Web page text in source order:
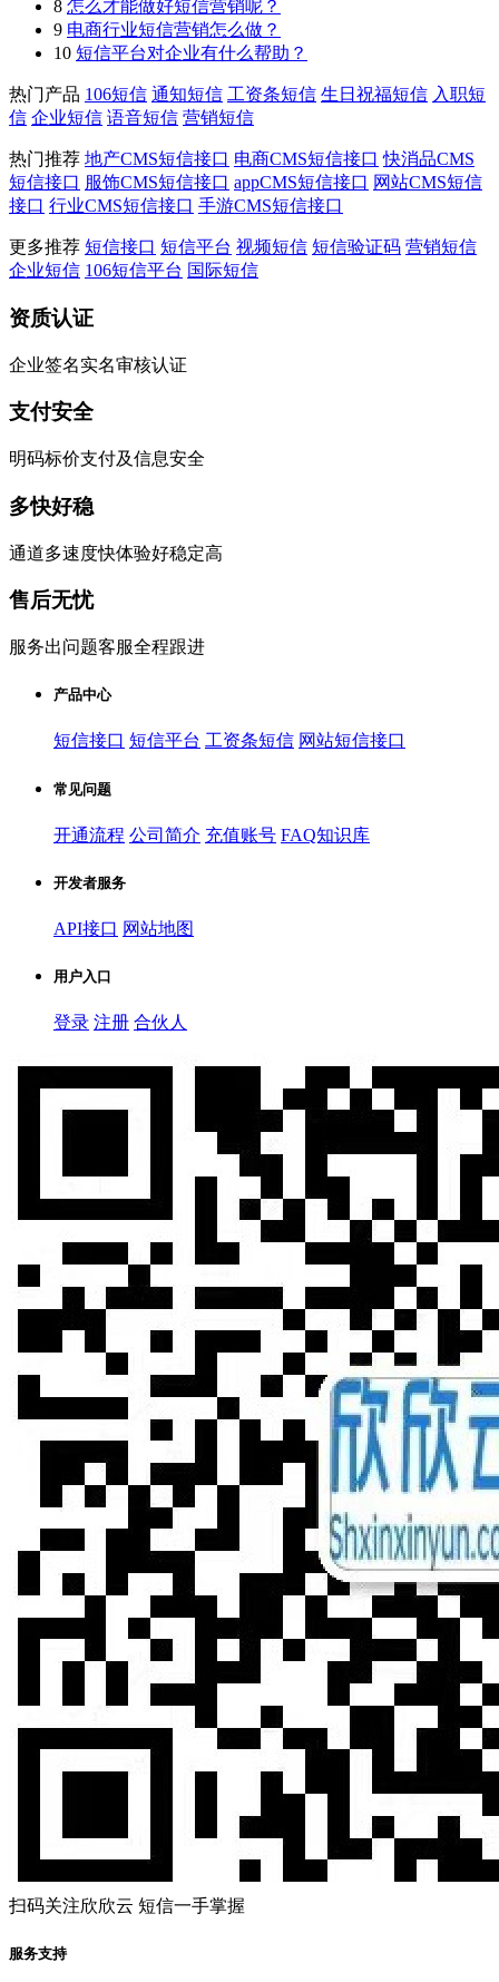
8 怎么才能做好短信营销呢？
9 电商行业短信营销怎么做？
10 短信平台对企业有什么帮助？
热门产品 106短信 通知短信 工资条短信 生日祝福短信 入职短
信 企业短信 语音短信 营销短信
热门推荐 地产CMS短信接口 电商CMS短信接口 快消品CMS
短信接口 服饰CMS短信接口 appCMS短信接口 网站CMS短信
接口 行业CMS短信接口 手游CMS短信接口
更多推荐 短信接口 短信平台 视频短信 短信验证码 营销短信
企业短信 106短信平台 国际短信
资质认证
企业签名实名审核认证
支付安全
明码标价支付及信息安全
多快好稳
通道多速度快体验好稳定高
售后无忧
服务出问题客服全程跟进
产品中心
短信接口 短信平台 工资条短信 网站短信接口
常见问题
开通流程 公司简介 充值账号 FAQ知识库
开发者服务
API接口 网站地图
用户入口
登录 注册 合伙人
扫码关注欣欣云 短信一手掌握
服务支持